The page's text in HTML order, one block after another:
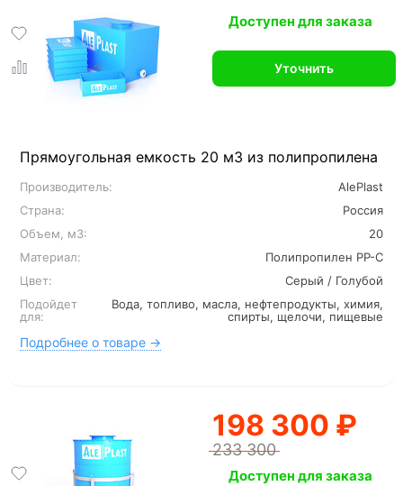
Прямоугольная емкость 20 м3 из полипропилена
Производитель:
AlePlast
Страна:
Россия
Объем, м3:
20
Материал:
Полипропилен PP-C
Цвет:
Серый / Голубой
Подойдет
для:
Вода, топливо, масла, нефтепродукты, химия,
спирты, щелочи, пищевые
Подробнее о товаре →
Доступен для заказа
Уточнить
198 300 ₽
233 300
Доступен для заказа